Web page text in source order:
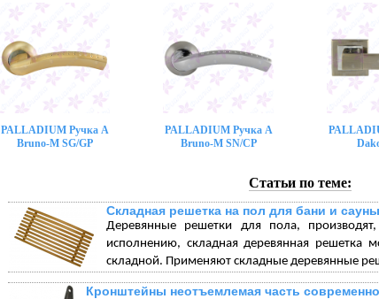
PALLADIUM Ручка A
Bruno-M SG/GP
PALLADIUM Ручка A
Bruno-M SN/CP
Статьи по теме:
Складная решетка на пол для бани и сауны
Деревянные решетки для пола,
исполнению, складная деревянная решетка
складной. Применяют складные деревянные
Кронштейны неотъемлемая часть